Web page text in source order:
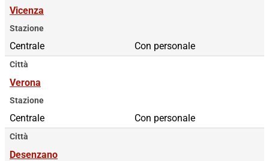
Vicenza
Stazione
Centrale Con personale
Città
Verona
Stazione
Centrale Con personale
Città
Desenzano